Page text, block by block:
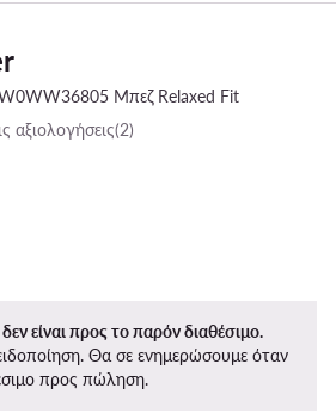
Μπεζ Relaxed Fit
κλίμακα 1 έως 5
αξιολογήσεις(2)
είναι προς το παρόν διαθέσιμο.
Θα σε ενημερώσουμε όταν
προς πώληση.